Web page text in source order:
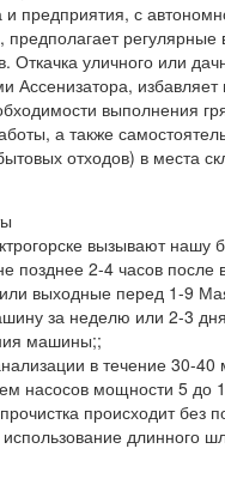
предприятия, с
предполагает
Откачка уличного или
Ассенизатора, избавляет
выполнения
а также
отходов) в места
вызывают нашу
позднее 2-4 часов после
выходные перед 1-9
за неделю или 2-3
машины;;
в течение 30-40
насосов мощности 5 до
происходит без
длинного